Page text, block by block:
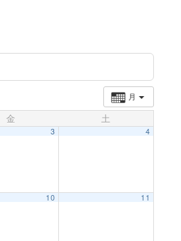
月
金 土
3 4
10 11